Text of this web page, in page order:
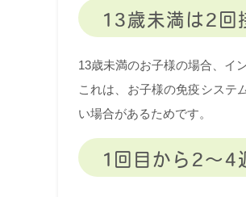
13歳未満は2回
13歳未満のお子様の場合、イ
これは、お子様の免疫システ
い場合があるためです。
1回目から2〜4